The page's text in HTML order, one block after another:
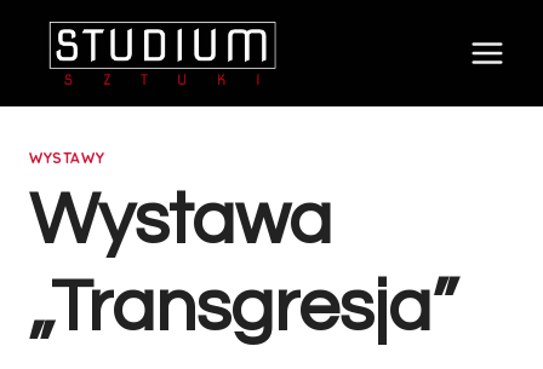
Przejdź
WYSTAWY
Wystawa
„Transgresja”